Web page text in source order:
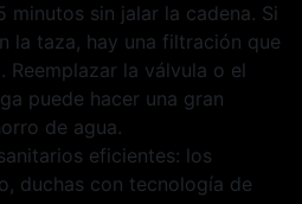
minutos sin jalar la cadena. Si
la taza, hay una filtración que
Reemplazar la válvula o el
puede hacer una gran
de agua.
eficientes: los
duchas con tecnología de